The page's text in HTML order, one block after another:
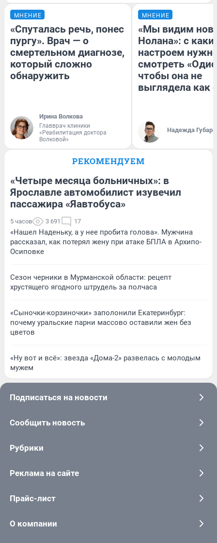
МНЕНИЕ
«Спуталась речь, понес
пургу». Врач — о
смертельном диагнозе,
который сложно
обнаружить
Ирина Волкова
Главврач клиники
«Реабилитация доктора
Волковой»
МНЕНИЕ
«Мы видим
Нолана»: с
настроем
смотреть
чтобы она не
выглядела как
Надежда Губарь
РЕКОМЕНДУЕМ
«Четыре месяца больничных»: в
Ярославле автомобилист изувечил
пассажира «Яавтобуса»
5 часов 3 691 17
«Нашел Наденьку, а у нее пробита голова». Мужчина
рассказал, как потерял жену при атаке БПЛА в Архипо-
Осиповке
Сезон черники в Мурманской области: рецепт
хрустящего ягодного штрудель за полчаса
«Сыночки-корзиночки» заполонили Екатеринбург:
почему уральские парни массово оставили жен без
цветов
«Ну вот и всё»: звезда «Дома-2» развелась с молодым
мужем
Подписаться на новости
Сообщить новость
Рубрики
Реклама на сайте
Прайс-лист
О компании